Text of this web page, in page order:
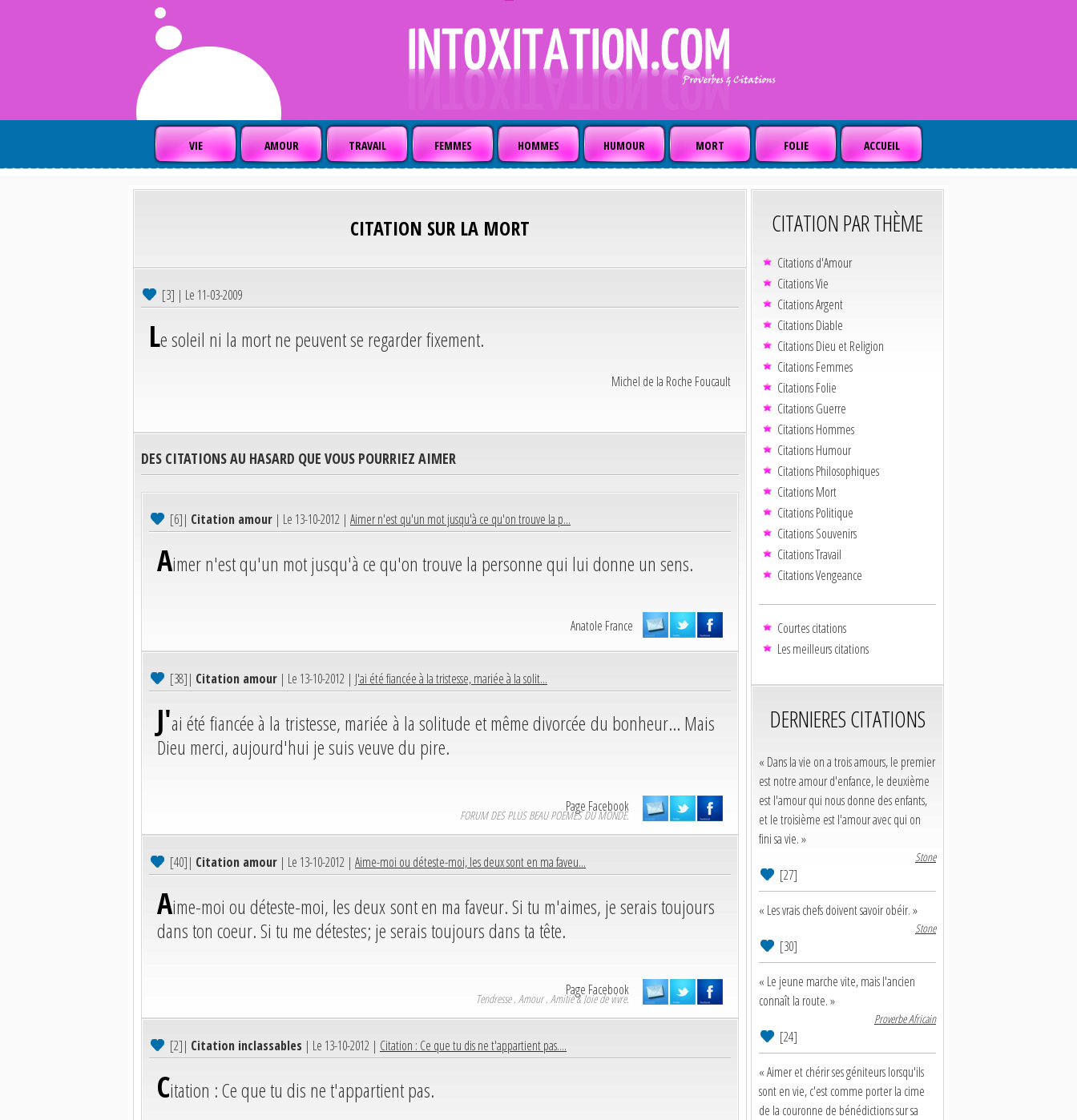
VIE AMOUR TRAVAIL FEMMES HOMMES HUMOUR MORT FOLIE ACCUEIL
CITATION SUR LA MORT
[3] | Le 11-03-2009
Le soleil ni la mort ne peuvent se regarder fixement.
Michel de la Roche Foucault
DES CITATIONS AU HASARD QUE VOUS POURRIEZ AIMER
[6]| Citation amour | Le 13-10-2012 | Aimer n'est qu'un mot jusqu'à ce qu'on trouve la p...
Aimer n'est qu'un mot jusqu'à ce qu'on trouve la personne qui lui donne un sens.
Anatole France
[38]| Citation amour | Le 13-10-2012 | J'ai été fiancée à la tristesse, mariée à la solit...
J'ai été fiancée à la tristesse, mariée à la solitude et même divorcée du bonheur... Mais
Dieu merci, aujourd'hui je suis veuve du pire.
Page Facebook
FORUM DES PLUS BEAU POEMES DU MONDE.
[40]| Citation amour | Le 13-10-2012 | Aime-moi ou déteste-moi, les deux sont en ma faveu...
Aime-moi ou déteste-moi, les deux sont en ma faveur. Si tu m'aimes, je serais toujours
dans ton coeur. Si tu me détestes; je serais toujours dans ta tête.
Page Facebook
Tendresse , Amour , Amitié & Joie de vivre.
[2]| Citation inclassables | Le 13-10-2012 | Citation : Ce que tu dis ne t'appartient pas....
Citation : Ce que tu dis ne t'appartient pas.
CITATION PAR THÈME
Citations d'Amour
Citations Vie
Citations Argent
Citations Diable
Citations Dieu et Religion
Citations Femmes
Citations Folie
Citations Guerre
Citations Hommes
Citations Humour
Citations Philosophiques
Citations Mort
Citations Politique
Citations Souvenirs
Citations Travail
Citations Vengeance
Courtes citations
Les meilleurs citations
DERNIERES CITATIONS
« Dans la vie on a trois amours, le premier
est notre amour d'enfance, le deuxième
est l'amour qui nous donne des enfants,
et le troisième est l'amour avec qui on
fini sa vie. »
Stone
[27]
« Les vrais chefs doivent savoir obéir. »
Stone
[30]
« Le jeune marche vite, mais l'ancien
connaît la route. »
Proverbe Africain
[24]
« Aimer et chérir ses géniteurs lorsqu'ils
sont en vie, c'est comme porter la cime
de la couronne de bénédictions sur sa